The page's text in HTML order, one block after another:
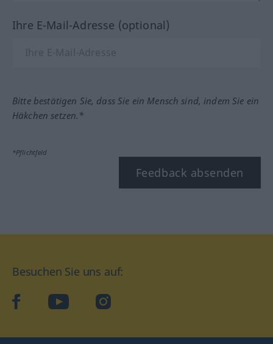
Ihre E-Mail-Adresse (optional)
Bitte bestätigen Sie, dass Sie ein Mensch sind, indem Sie ein
Häkchen setzen.*
*Pflichtfeld
Feedback absenden
Besuchen Sie uns auf:
facebookYouTube Instagram